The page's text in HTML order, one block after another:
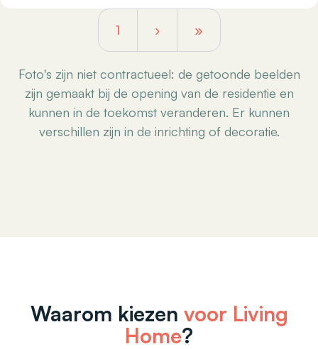
1 › »
Foto's zijn niet contractueel: de getoonde beelden
zijn gemaakt bij de opening van de residentie en
kunnen in de toekomst veranderen. Er kunnen
verschillen zijn in de inrichting of decoratie.
Waarom kiezen voor Living
Home?